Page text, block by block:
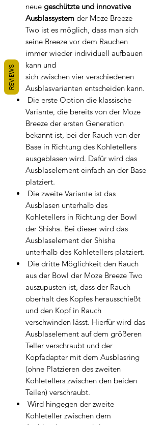
neue geschützte und innovative
Ausblassystem der Moze Breeze
Two ist es möglich, dass man sich
seine Breeze vor dem Rauchen
immer wieder individuell aufbauen
kann und
sich zwischen vier verschiedenen
Ausblasvarianten entscheiden kann.
Die erste Option die klassische
Variante, die bereits von der Moze
Breeze der ersten Generation
bekannt ist, bei der Rauch von der
Base in Richtung des Kohletellers
ausgeblasen wird. Dafür wird das
Ausblaselement einfach an der Base
platziert.
Die zweite Variante ist das
Ausblasen unterhalb des
Kohletellers in Richtung der Bowl
der Shisha. Bei dieser wird das
Ausblaselement der Shisha
unterhalb des Kohletellers platziert.
Die dritte Möglichkeit den Rauch
aus der Bowl der Moze Breeze Two
auszupusten ist, dass der Rauch
oberhalt des Kopfes herausschießt
und den Kopf in Rauch
verschwinden lässt. Hierfür wird das
Ausblaselement auf dem größeren
Teller verschraubt und der
Kopfadapter mit dem Ausblasring
(ohne Platzieren des zweiten
Kohletellers zwischen den beiden
Teilen) verschraubt.
Wird hingegen der zweite
Kohleteller zwischen dem
REVIEWS